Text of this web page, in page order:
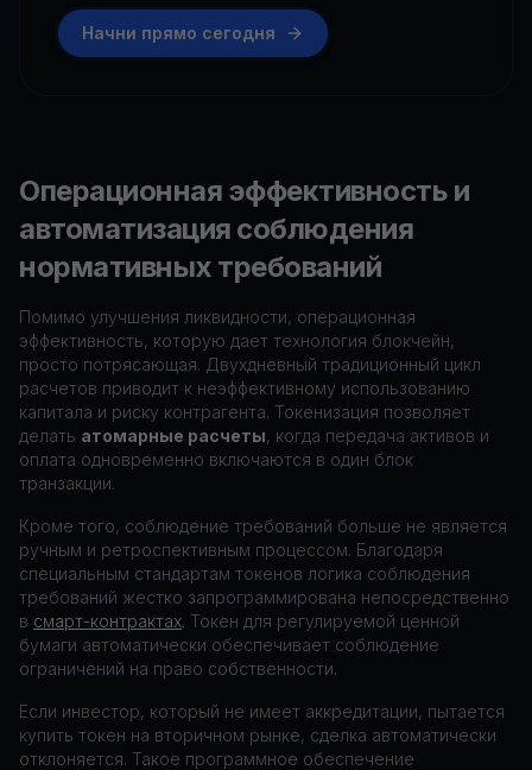
Начни прямо сегодня
Операционная эффективность и
автоматизация соблюдения
нормативных требований
Помимо улучшения ликвидности, операционная
эффективность, которую дает технология блокчейн,
просто потрясающая. Двухдневный традиционный цикл
расчетов приводит к неэффективному использованию
капитала и риску контрагента. Токенизация позволяет
делать атомарные расчеты, когда передача активов и
оплата одновременно включаются в один блок
транзакции.
Кроме того, соблюдение требований больше не является
ручным и ретроспективным процессом. Благодаря
специальным стандартам токенов логика соблюдения
требований жестко запрограммирована непосредственно
в смарт-контрактах. Токен для регулируемой ценной
бумаги автоматически обеспечивает соблюдение
ограничений на право собственности.
Если инвестор, который не имеет аккредитации, пытается
купить токен на вторичном рынке, сделка автоматически
отклоняется. Такое программное обеспечение